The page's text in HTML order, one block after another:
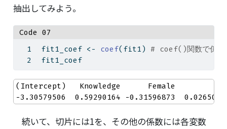
抽出してみよう。
Code 07
fit1_coef <- coef(fit1) # coef()関数で係数
fit1_coef
(Intercept)   Knowledge      Female
-3.30579506  0.59290164 -0.31596873
続いて、切片には1を、その他の係数には各変数